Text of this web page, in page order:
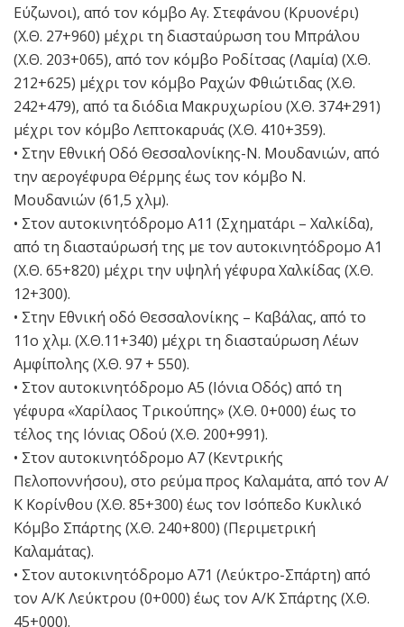
Εύζωνοι), από τον κόμβο Αγ. Στεφάνου (Κρυονέρι)
(Χ.Θ. 27+960) μέχρι τη διασταύρωση του Μπράλου
(Χ.Θ. 203+065), από τον κόμβο Ροδίτσας (Λαμία) (Χ.Θ.
212+625) μέχρι τον κόμβο Ραχών Φθιώτιδας (Χ.Θ.
242+479), από τα διόδια Μακρυχωρίου (Χ.Θ. 374+291)
μέχρι τον κόμβο Λεπτοκαρυάς (Χ.Θ. 410+359).
• Στην Εθνική Οδό Θεσσαλονίκης-Ν. Μουδανιών, από
την αερογέφυρα Θέρμης έως τον κόμβο Ν.
Μουδανιών (61,5 χλμ).
• Στον αυτοκινητόδρομο Α11 (Σχηματάρι – Χαλκίδα),
από τη διασταύρωσή της με τον αυτοκινητόδρομο Α1
(Χ.Θ. 65+820) μέχρι την υψηλή γέφυρα Χαλκίδας (Χ.Θ.
12+300).
• Στην Εθνική οδό Θεσσαλονίκης – Καβάλας, από το
11ο χλμ. (Χ.Θ.11+340) μέχρι τη διασταύρωση Λέων
Αμφίπολης (Χ.Θ. 97 + 550).
• Στον αυτοκινητόδρομο Α5 (Ιόνια Οδός) από τη
γέφυρα «Χαρίλαος Τρικούπης» (Χ.Θ. 0+000) έως το
τέλος της Ιόνιας Οδού (Χ.Θ. 200+991).
• Στον αυτοκινητόδρομο Α7 (Κεντρικής
Πελοποννήσου), στο ρεύμα προς Καλαμάτα, από τον Α/
Κ Κορίνθου (Χ.Θ. 85+300) έως τον Ισόπεδο Κυκλικό
Κόμβο Σπάρτης (Χ.Θ. 240+800) (Περιμετρική
Καλαμάτας).
• Στον αυτοκινητόδρομο Α71 (Λεύκτρο-Σπάρτη) από
τον Α/Κ Λεύκτρου (0+000) έως τον Α/Κ Σπάρτης (Χ.Θ.
45+000).